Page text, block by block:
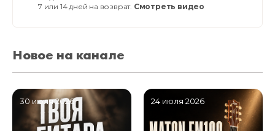
7 или 14 дней на возврат. Смотреть видео
Новое на канале
30 июля 2026 24 июля 2026